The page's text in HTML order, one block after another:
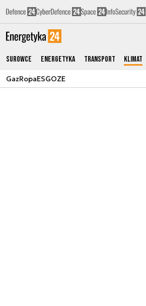
Surowce Energetyka Transport Klimat
GazRopaESGOZE